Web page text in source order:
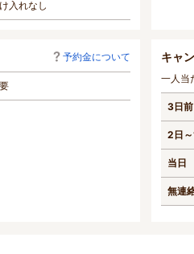
入れなし
予約金について キャ
一人当
3日前
2日
当日
無連